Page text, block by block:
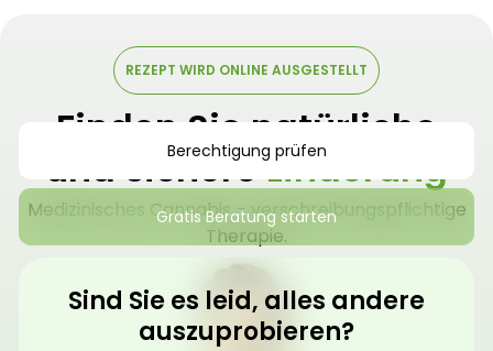
REZEPT WIRD ONLINE AUSGESTELLT
Finden Sie natürliche
und sichereLinderung
Medizinisches Cannabis – verschreibungspflichtige
Therapie.
Berechtigung prüfen
Gratis Beratung starten
Sind Sie es leid, alles andere
auszuprobieren?